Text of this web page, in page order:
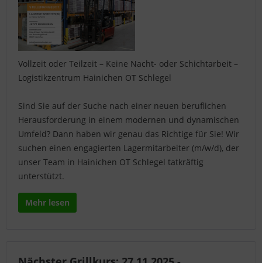
Vollzeit oder Teilzeit – Keine Nacht- oder Schichtarbeit –
Logistikzentrum Hainichen OT Schlegel
Sind Sie auf der Suche nach einer neuen beruflichen
Herausforderung in einem modernen und dynamischen
Umfeld? Dann haben wir genau das Richtige für Sie! Wir
suchen einen engagierten Lagermitarbeiter (m/w/d), der
unser Team in Hainichen OT Schlegel tatkräftig
unterstützt.
Mehr lesen